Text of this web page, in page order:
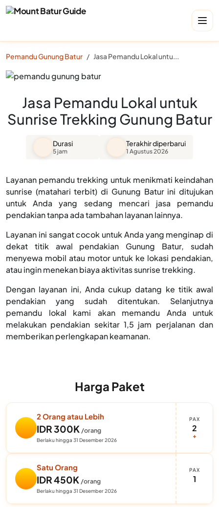
Pemandu Gunung Batur Jasa Pemandu Lokal untuk Sunrise Trekking Gunung Batur
Jasa Pemandu Lokal untuk
Sunrise Trekking Gunung Batur
Durasi
5 jam
Terakhir diperbarui
1 Agustus 2026
Layanan pemandu trekking untuk menikmati keindahan
sunrise (matahari terbit) di Gunung Batur ini ditujukan
untuk Anda yang sedang mencari jasa pemandu
pendakian tanpa ada tambahan layanan lainnya.
Layanan ini sangat cocok untuk Anda yang menginap di
dekat titik awal pendakian Gunung Batur, sudah
menyewa mobil atau motor untuk ke lokasi pendakian,
atau ingin menekan biaya aktivitas sunrise trekking.
Dengan layanan ini, Anda cukup datang ke titik awal
pendakian yang sudah ditentukan. Selanjutnya
pemandu lokal kami akan memandu Anda untuk
melakukan pendakian sekitar 1,5 jam perjalanan dan
memberikan perlengkapan keamanan.
Harga Paket
2 Orang atau Lebih
IDR 300K /orang
Berlaku hingga 31 Desember 2026
PAX
2
+
Satu Orang
IDR 450K /orang
Berlaku hingga 31 Desember 2026
PAX
1